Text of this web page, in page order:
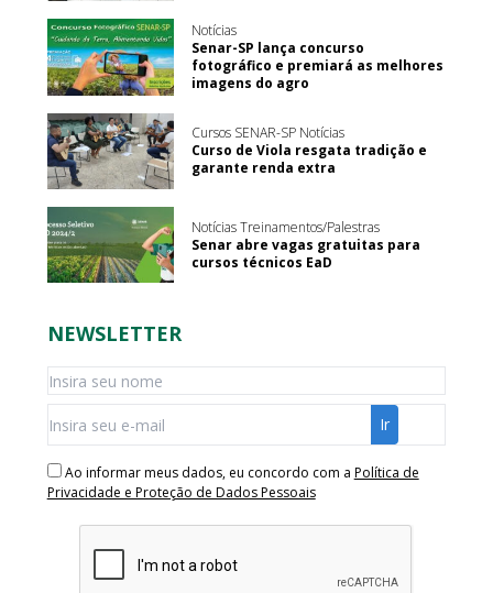
Notícias
Senar-SP lança concurso
fotográfico e premiará as melhores
imagens do agro
Cursos SENAR-SP Notícias
Curso de Viola resgata tradição e
garante renda extra
Notícias Treinamentos/Palestras
Senar abre vagas gratuitas para
cursos técnicos EaD
NEWSLETTER
Ao informar meus dados, eu concordo com a Política de
Privacidade e Proteção de Dados Pessoais